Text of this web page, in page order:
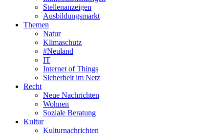
Stellenanzeigen
Ausbildungsmarkt
Themen
Natur
Klimaschutz
#Neuland
IT
Internet of Things
Sicherheit im Netz
Recht
Neue Nachrichten
Wohnen
Soziale Beratung
Kultur
Kulturnachrichten